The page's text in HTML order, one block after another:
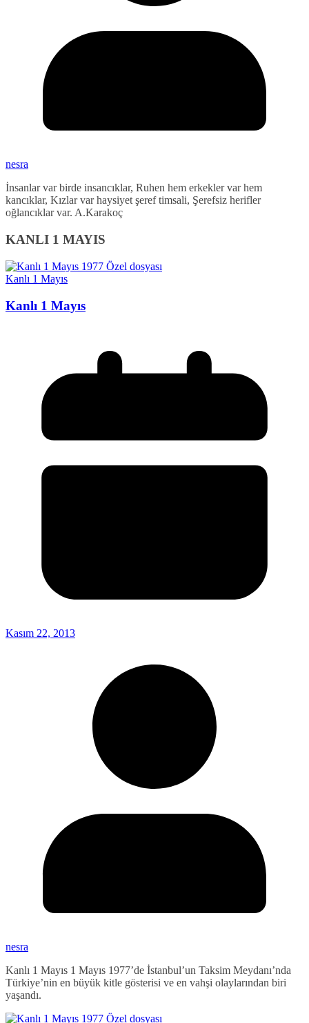
nesra
İnsanlar var birde insancıklar, Ruhen hem erkekler var hem
kancıklar, Kızlar var haysiyet şeref timsali, Şerefsiz herifler
oğlancıklar var. A.Karakoç
KANLI 1 MAYIS
Kanlı 1 Mayıs
Kanlı 1 Mayıs
Kasım 22, 2013
nesra
Kanlı 1 Mayıs 1 Mayıs 1977’de İstanbul’un Taksim Meydanı’nda
Türkiye’nin en büyük kitle gösterisi ve en vahşi olaylarından biri
yaşandı.